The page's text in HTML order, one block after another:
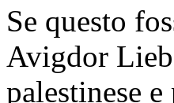
Se questo
Avigdor
palestinese